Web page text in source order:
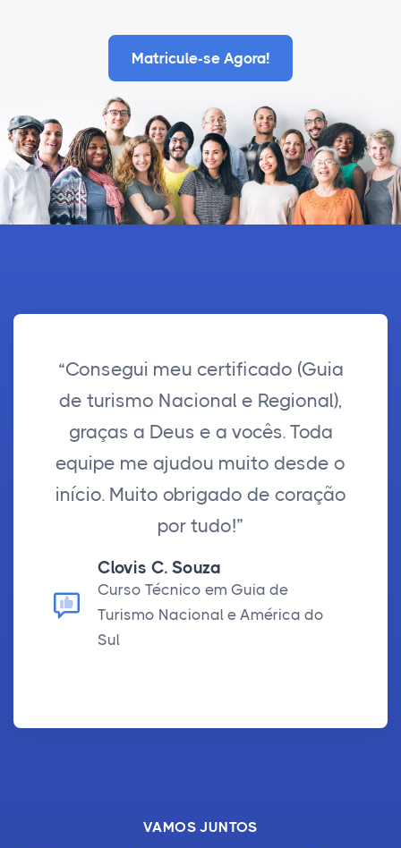
Matricule-se Agora!
“Consegui meu certificado (Guia
de turismo Nacional e Regional),
graças a Deus e a vocês. Toda
equipe me ajudou muito desde o
início. Muito obrigado de coração
por tudo!”
Clovis C. Souza
Curso Técnico em Guia de
Turismo Nacional e América do
Sul
VAMOS JUNTOS